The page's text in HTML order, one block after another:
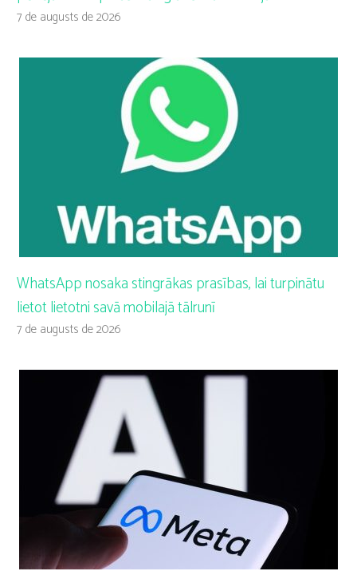
7 de augusts de 2026
WhatsApp nosaka stingrākas prasības, lai turpinātu
lietot lietotni savā mobilajā tālrunī
7 de augusts de 2026